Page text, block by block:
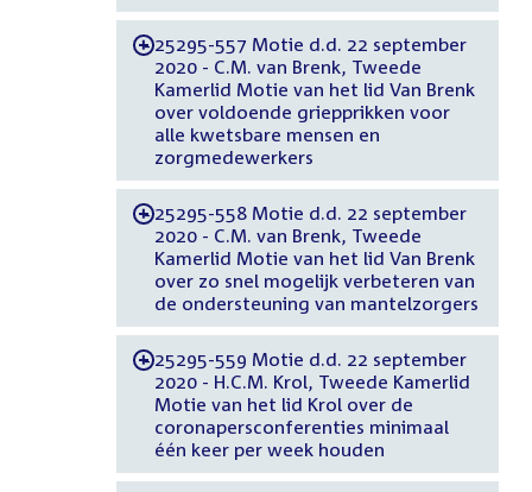
-25295-557 Motie d.d. 22 september
2020 - C.M. van Brenk, Tweede
Kamerlid Motie van het lid Van Brenk
over voldoende griepprikken voor
alle kwetsbare mensen en
zorgmedewerkers
-25295-558 Motie d.d. 22 september
2020 - C.M. van Brenk, Tweede
Kamerlid Motie van het lid Van Brenk
over zo snel mogelijk verbeteren van
de ondersteuning van mantelzorgers
-25295-559 Motie d.d. 22 september
2020 - H.C.M. Krol, Tweede Kamerlid
Motie van het lid Krol over de
coronapersconferenties minimaal
één keer per week houden